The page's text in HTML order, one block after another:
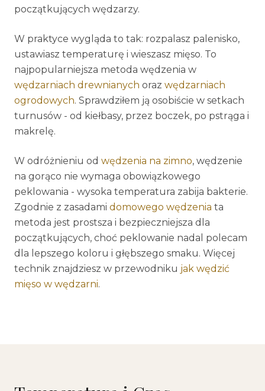
początkujących wędzarzy.
W praktyce wygląda to tak: rozpalasz palenisko,
ustawiasz temperaturę i wieszasz mięso. To
najpopularniejsza metoda wędzenia w
wędzarniach drewnianych oraz wędzarniach
ogrodowych. Sprawdziłem ją osobiście w setkach
turnusów - od kiełbasy, przez boczek, po pstrąga i
makrelę.
W odróżnieniu od wędzenia na zimno, wędzenie
na gorąco nie wymaga obowiązkowego
peklowania - wysoka temperatura zabija bakterie.
Zgodnie z zasadami domowego wędzenia ta
metoda jest prostsza i bezpieczniejsza dla
początkujących, choć peklowanie nadal polecam
dla lepszego koloru i głębszego smaku. Więcej
technik znajdziesz w przewodniku jak wędzić
mięso w wędzarni.